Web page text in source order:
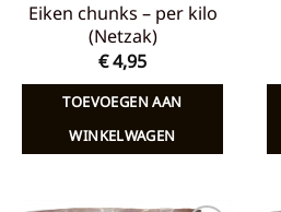
Eiken chunks – per kilo
(Netzak)
€4,95
TOEVOEGEN AAN
WINKELWAGEN